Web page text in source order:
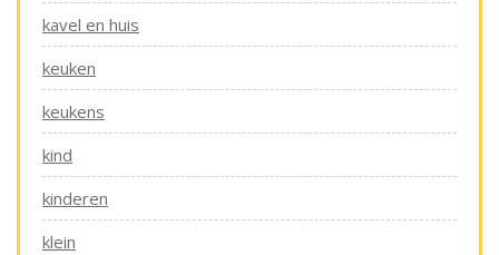
kavel en huis
keuken
keukens
kind
kinderen
klein